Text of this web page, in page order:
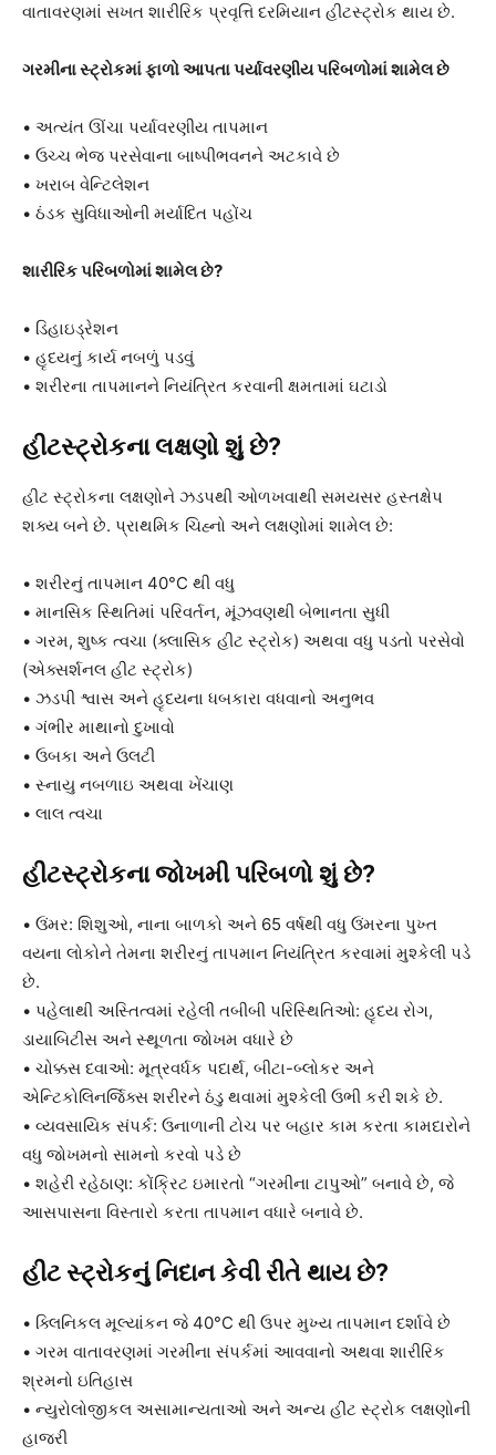
વાતાવરણમાં સખત શારીરિક પ્રવૃત્તિ દરમિયાન હીટસ્ટ્રોક થાય છે.
ગરમીના સ્ટ્રોકમાં ફાળો આપતા પર્યાવરણીય પરિબળોમાં શામેલ છે
• અત્યંત ઊંચા પર્યાવરણીય તાપમાન
• ઉચ્ચ ભેજ પરસેવાના બાષ્પીભવનને અટકાવે છે
• ખરાબ વેન્ટિલેશન
• ઠંડક સુવિધાઓની મર્યાદિત પહોંચ
શારીરિક પરિબળોમાં શામેલ છે?
• ડિહાઇડ્રેશન
• હૃદયનું કાર્ય નબળું પડવું
• શરીરના તાપમાનને નિયંત્રિત કરવાની ક્ષમતામાં ઘટાડો
હીટસ્ટ્રોકના લક્ષણો શું છે?
હીટ સ્ટ્રોકના લક્ષણોને ઝડપથી ઓળખવાથી સમયસર હસ્તક્ષેપ
શક્ય બને છે. પ્રાથમિક ચિહ્નો અને લક્ષણોમાં શામેલ છે:
• શરીરનું તાપમાન 40°C થી વધુ
• માનસિક સ્થિતિમાં પરિવર્તન, મૂંઝવણથી બેભાનતા સુધી
• ગરમ, શુષ્ક ત્વચા (ક્લાસિક હીટ સ્ટ્રોક) અથવા વધુ પડતો પરસેવો
(એક્સર્શનલ હીટ સ્ટ્રોક)
• ઝડપી શ્વાસ અને હૃદયના ધબકારા વધવાનો અનુભવ
• ગંભીર માથાનો દુખાવો
• ઉબકા અને ઉલટી
• સ્નાયુ નબળાઇ અથવા ખેંચાણ
• લાલ ત્વચા
હીટસ્ટ્રોકના જોખમી પરિબળો શું છે?
• ઉંમર: શિશુઓ, નાના બાળકો અને 65 વર્ષથી વધુ ઉંમરના પુખ્ત
વયના લોકોને તેમના શરીરનું તાપમાન નિયંત્રિત કરવામાં મુશ્કેલી પડે
છે.
• પહેલાથી અસ્તિત્વમાં રહેલી તબીબી પરિસ્થિતિઓ: હૃદય રોગ,
ડાયાબિટીસ અને સ્થૂળતા જોખમ વધારે છે
• ચોક્કસ દવાઓ: મૂત્રવર્ધક પદાર્થ, બીટા-બ્લોકર અને
એન્ટિકોલિનર્જિક્સ શરીરને ઠંડુ થવામાં મુશ્કેલી ઉભી કરી શકે છે.
• વ્યવસાયિક સંપર્ક: ઉનાળાની ટોચ પર બહાર કામ કરતા કામદારોને
વધુ જોખમનો સામનો કરવો પડે છે
• શહેરી રહેઠાણ: કોંક્રિટ ઇમારતો “ગરમીના ટાપુઓ” બનાવે છે, જે
આસપાસના વિસ્તારો કરતા તાપમાન વધારે બનાવે છે.
હીટ સ્ટ્રોકનું નિદાન કેવી રીતે થાય છે?
• ક્લિનિકલ મૂલ્યાંકન જે 40°C થી ઉપર મુખ્ય તાપમાન દર્શાવે છે
• ગરમ વાતાવરણમાં ગરમીના સંપર્કમાં આવવાનો અથવા શારીરિક
શ્રમનો ઇતિહાસ
• ન્યુરોલોજીકલ અસામાન્યતાઓ અને અન્ય હીટ સ્ટ્રોક લક્ષણોની
હાજરી